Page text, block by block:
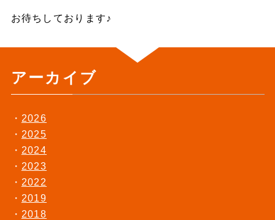
お待ちしております♪
アーカイブ
2026
2025
2024
2023
2022
2019
2018